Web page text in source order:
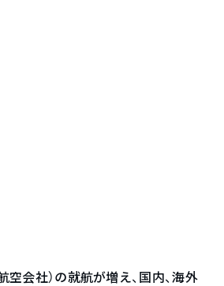
空会社）の就航が増え、国内、海外